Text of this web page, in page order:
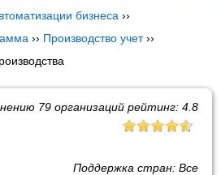
бизнеса ››
›› Производство учет››
79организаций рейтинг: 4.8
Поддержка стран: Все